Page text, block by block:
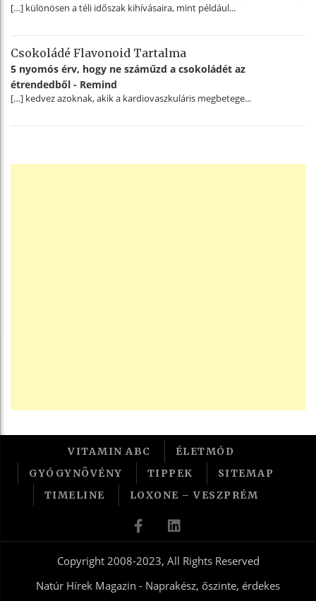
[…] különösen a téli időszak kihívásaira, mint például...
Csokoládé Flavonoid Tartalma
5 nyomós érv, hogy ne száműzd a csokoládét az
étrendedből - Remind
[…] kedvez azoknak, akik a kardiovaszkuláris megbetege...
VITAMIN ABC
ÉLETMÓD
GYÓGYNÖVÉNY
TIPPEK
SITEMAP
TIMELINE
LOXONE – VESZPRÉM
Copyright 2008-2023, All Rights Reserved
Natúr Hírek Magazin - Naprakész, őszinte, érdekes